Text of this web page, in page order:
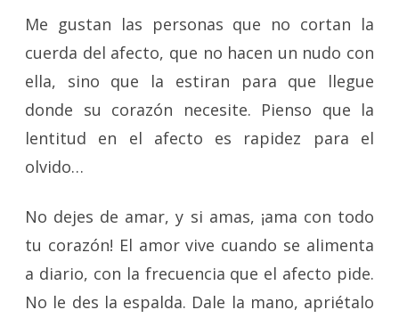
Me gustan las personas que no cortan la
cuerda del afecto, que no hacen un nudo con
ella, sino que la estiran para que llegue
donde su corazón necesite. Pienso que la
lentitud en el afecto es rapidez para el
olvido…
No dejes de amar, y si amas, ¡ama con todo
tu corazón! El amor vive cuando se alimenta
a diario, con la frecuencia que el afecto pide.
No le des la espalda. Dale la mano, apriétalo